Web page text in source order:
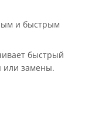
и быстрым
быстрый
или замены.